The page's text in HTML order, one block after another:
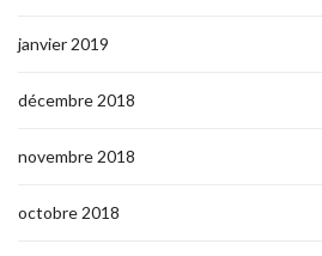
janvier 2019
décembre 2018
novembre 2018
octobre 2018